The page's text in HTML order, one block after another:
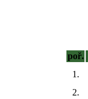
poř.
1.
2.